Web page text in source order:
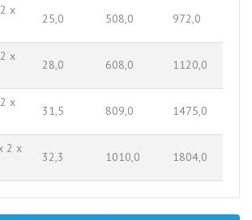
x
25,0 508,0 972,0
x
28,0 608,0 1120,0
x
31,5 809,0 1475,0
2 x
32,3 1010,0 1804,0